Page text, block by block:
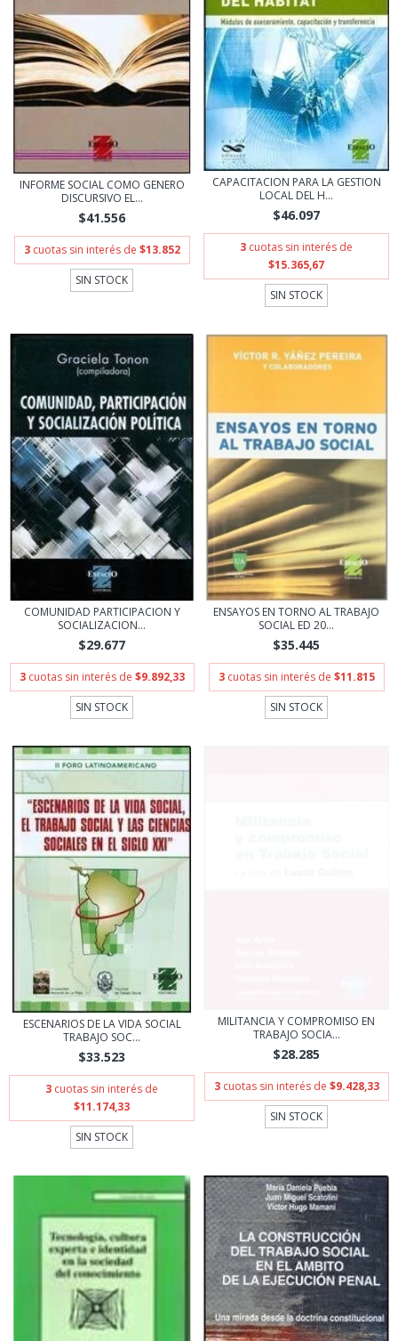
INFORME SOCIAL COMO GENERO
DISCURSIVO EL...
$41.556
3 cuotas sin interés de $13.852
SIN STOCK
CAPACITACION PARA LA GESTION
LOCAL DEL H...
$46.097
3 cuotas sin interés de
$15.365,67
SIN STOCK
COMUNIDAD PARTICIPACION Y
SOCIALIZACION...
$29.677
3 cuotas sin interés de $9.892,33
SIN STOCK
ENSAYOS EN TORNO AL TRABAJO
SOCIAL ED 20...
$35.445
3 cuotas sin interés de $11.815
SIN STOCK
ESCENARIOS DE LA VIDA SOCIAL
TRABAJO SOC...
$33.523
3 cuotas sin interés de
$11.174,33
SIN STOCK
MILITANCIA Y COMPROMISO EN
TRABAJO SOCIA...
$28.285
3 cuotas sin interés de $9.428,33
SIN STOCK